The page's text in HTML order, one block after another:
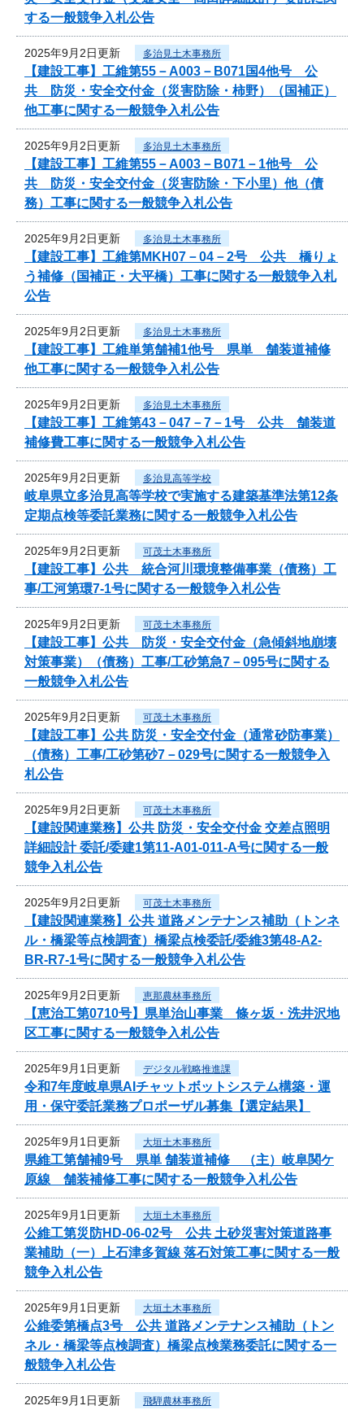
する一般競争入札公告
2025年9月2日更新 多治見土木事務所
【建設工事】工維第55－A003－B071国4他号 公
共 防災・安全交付金（災害防除・柿野）（国補正）
他工事に関する一般競争入札公告
2025年9月2日更新 多治見土木事務所
【建設工事】工維第55－A003－B071－1他号 公
共 防災・安全交付金（災害防除・下小里）他（債
務）工事に関する一般競争入札公告
2025年9月2日更新 多治見土木事務所
【建設工事】工維第MKH07－04－2号 公共 橋りょ
う補修（国補正・大平橋）工事に関する一般競争入札
公告
2025年9月2日更新 多治見土木事務所
【建設工事】工維単第舗補1他号 県単 舗装道補修
他工事に関する一般競争入札公告
2025年9月2日更新 多治見土木事務所
【建設工事】工維第43－047－7－1号 公共 舗装道
補修費工事に関する一般競争入札公告
2025年9月2日更新 多治見高等学校
岐阜県立多治見高等学校で実施する建築基準法第12条
定期点検等委託業務に関する一般競争入札公告
2025年9月2日更新 可茂土木事務所
【建設工事】公共 統合河川環境整備事業（債務）工
事/工河第環7-1号に関する一般競争入札公告
2025年9月2日更新 可茂土木事務所
【建設工事】公共 防災・安全交付金（急傾斜地崩壊
対策事業）（債務）工事/工砂第急7－095号に関する
一般競争入札公告
2025年9月2日更新 可茂土木事務所
【建設工事】公共 防災・安全交付金（通常砂防事業）
（債務）工事/工砂第砂7－029号に関する一般競争入
札公告
2025年9月2日更新 可茂土木事務所
【建設関連業務】公共 防災・安全交付金 交差点照明
詳細設計 委託/委建1第11-A01-011-A号に関する一般
競争入札公告
2025年9月2日更新 可茂土木事務所
【建設関連業務】公共 道路メンテナンス補助（トンネ
ル・橋梁等点検調査）橋梁点検委託/委維3第48-A2-
BR-R7-1号に関する一般競争入札公告
2025年9月2日更新 恵那農林事務所
【恵治工第0710号】県単治山事業 條ヶ坂・洗井沢地
区工事に関する一般競争入札公告
2025年9月1日更新 デジタル戦略推進課
令和7年度岐阜県AIチャットボットシステム構築・運
用・保守委託業務プロポーザル募集【選定結果】
2025年9月1日更新 大垣土木事務所
県維工第舗補9号 県単 舗装道補修 （主）岐阜関ケ
原線 舗装補修工事に関する一般競争入札公告
2025年9月1日更新 大垣土木事務所
公維工第災防HD-06-02号 公共 土砂災害対策道路事
業補助（一）上石津多賀線 落石対策工事に関する一般
競争入札公告
2025年9月1日更新 大垣土木事務所
公維委第橋点3号 公共 道路メンテナンス補助（トン
ネル・橋梁等点検調査）橋梁点検業務委託に関する一
般競争入札公告
2025年9月1日更新 飛騨農林事務所